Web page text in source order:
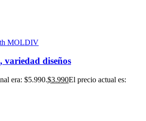
variedad diseños
era: $5.990.$3.990El precio actual es: